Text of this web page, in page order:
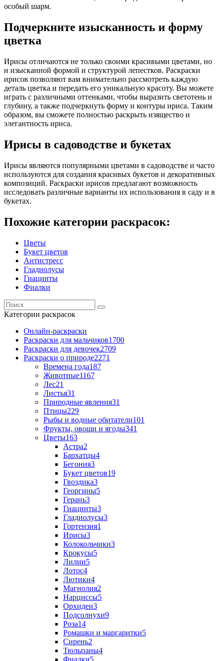
особый шарм.
Подчеркните изысканность и форму
цветка
Ирисы отличаются не только своими красивыми цветами, но
и изысканной формой и структурой лепестков. Раскраски
ирисов позволяют вам внимательно рассмотреть каждую
деталь цветка и передать его уникальную красоту. Вы можете
играть с различными оттенками, чтобы выразить светотень и
глубину, а также подчеркнуть форму и контуры ириса. Таким
образом, вы сможете полностью раскрыть изящество и
элегантность ириса.
Ирисы в садоводстве и букетах
Ирисы являются популярными цветами в садоводстве и часто
используются для создания красивых букетов и декоративных
композиций. Раскраски ирисов предлагают возможность
исследовать различные варианты их использования в саду и в
букетах.
Похожие категории раскрасок:
Цветы
Букет цветов
Антистресс
Гладиолусы
Гиацинты
Фиалки
Категории раскрасок
Онлайн-раскраски
Раскраски для мальчиков1700
Раскраски для девочек2709
Раскраски о природе2271
Времена года187
Животные1167
Лес21
Листья31
Природные явления31
Птицы229
Рыбы и водные обитатели101
Фрукты, овощи и ягоды341
Цветы163
Астра2
Бархатцы4
Бегония3
Букет цветов19
Гвоздика3
Георгины5
Герань3
Гиацинты3
Гладиолусы3
Гортензия1
Ирисы3
Колокольчики3
Крокусы5
Лилии5
Лотос4
Лютики4
Магнолия2
Нарциссы5
Орхидеи3
Подсолнухи9
Роза14
Ромашки и маргаритки5
Сирень2
Тюльпаны4
Фиалки5